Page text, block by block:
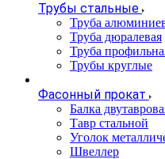
Трубы стальные
Труба
Труба дюралевая
Труба
Трубы круглые
Фасонный прокат
Балка
Тавр стальной
Уголок
Швеллер